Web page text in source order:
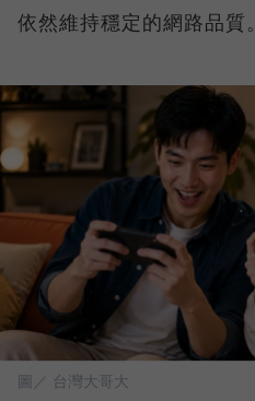
依然維持穩定的網路品質。
圖／ 台灣大哥大